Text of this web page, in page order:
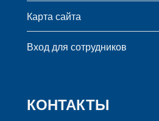
Карта сайта
Вход для сотрудников
КОНТАКТЫ